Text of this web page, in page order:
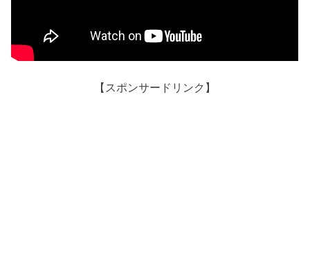
【スポンサードリンク】